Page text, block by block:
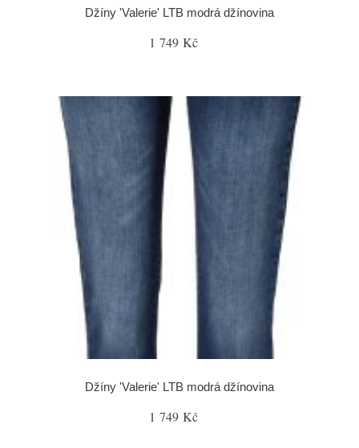
Džíny 'Valerie' LTB modrá džínovina
1 749 Kč
Džíny 'Valerie' LTB modrá džínovina
1 749 Kč